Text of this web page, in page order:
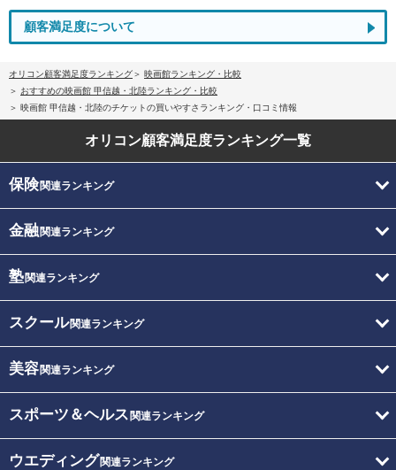
顧客満足度について
オリコン顧客満足度ランキング
映画館ランキング・比較
おすすめの映画館 甲信越・北陸ランキング・比較
映画館 甲信越・北陸のチケットの買いやすさランキング・口コミ情報
オリコン顧客満足度ランキング一覧
保険関連ランキング
金融関連ランキング
塾関連ランキング
スクール関連ランキング
美容関連ランキング
スポーツ＆ヘルス 関連ランキング
ウエディング関連ランキング